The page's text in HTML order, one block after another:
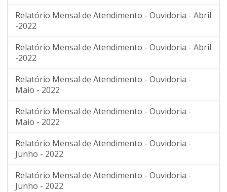
Relatório Mensal de Atendimento - Ouvidoria - Abril
-2022
Relatório Mensal de Atendimento - Ouvidoria - Abril
-2022
Relatório Mensal de Atendimento - Ouvidoria -
Maio - 2022
Relatório Mensal de Atendimento - Ouvidoria -
Maio - 2022
Relatório Mensal de Atendimento - Ouvidoria -
Junho - 2022
Relatório Mensal de Atendimento - Ouvidoria -
Junho - 2022